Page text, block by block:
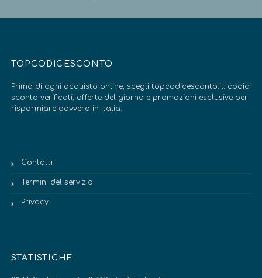
TOPCODICESCONTO
Prima di ogni acquisto online, scegli topcodicesconto.it: codici
sconto verificati, offerte del giorno e promozioni esclusive per
risparmiare davvero in Italia.
Contatti
Termini del servizio
Privacy
STATISTICHE